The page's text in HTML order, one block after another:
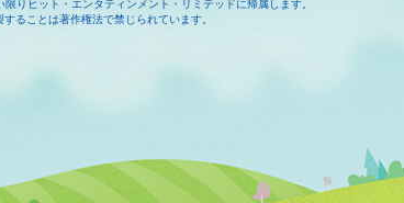
りヒット・エンタティンメント・リミテッドに帰属します。
ることは著作権法で禁じられています。